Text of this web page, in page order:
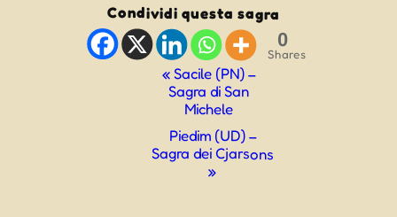
Condividi questa sagra
0
Shares
«Sacile (PN) –
Sagra di San
Michele
Piedim (UD) –
Sagra dei Cjarsons
»